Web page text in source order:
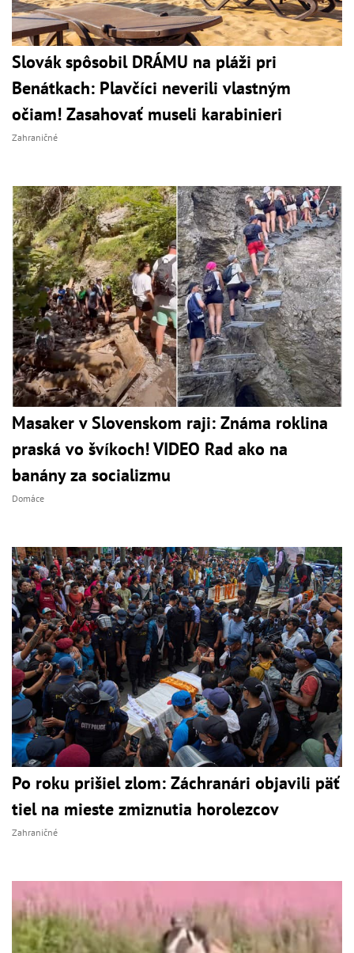
Slovák spôsobil DRÁMU na pláži pri
Benátkach: Plavčíci neverili vlastným
očiam! Zasahovať museli karabinieri
Zahraničné
Masaker v Slovenskom raji: Známa roklina
praská vo švíkoch! VIDEO Rad ako na
banány za socializmu
Domáce
Po roku prišiel zlom: Záchranári objavili päť
tiel na mieste zmiznutia horolezcov
Zahraničné